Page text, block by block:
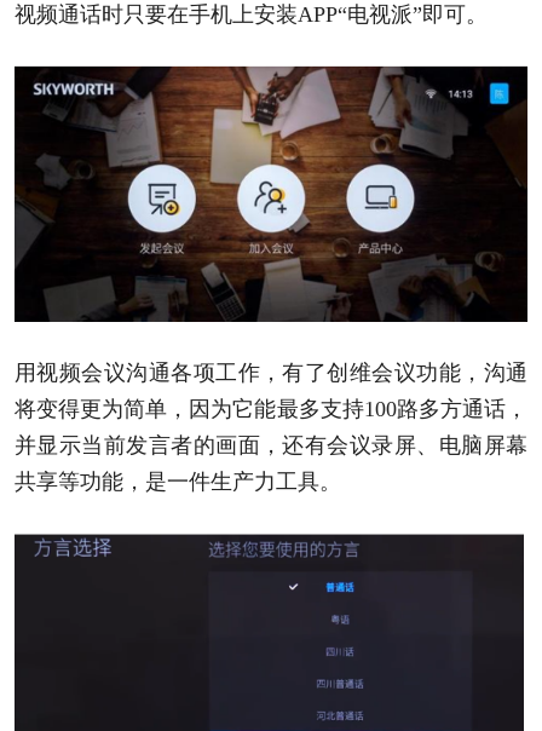
视频通话时只要在手机上安装APP“电视派”即可。
用视频会议沟通各项工作，有了创维会议功能，沟通
将变得更为简单，因为它能最多支持100路多方通话，
并显示当前发言者的画面，还有会议录屏、电脑屏幕
共享等功能，是一件生产力工具。